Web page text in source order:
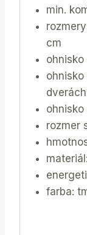
min.
cm
rozmer
farba: